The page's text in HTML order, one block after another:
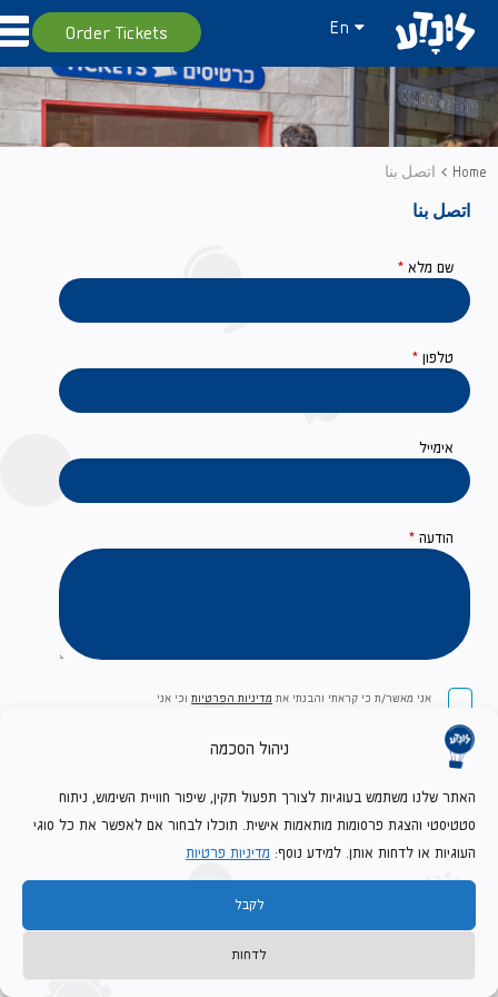
ניהול הסכמה
האתר שלנו משתמש בעוגיות לצורך תפעול תקין, שיפור חוויית השימוש, ניתוח
סטטיסטי והצגת פרסומות מותאמות אישית. תוכלו לבחור אם לאפשר את כל סוגי
העוגיות או לדחות אותן. למידע נוסף: מדיניות פרטיות
לקבל
לדחות
En
Order Tickets
Home اتصل بنا
اتصل بنا
שם מלא *
טלפון *
אימייל
הודעה *
אני מאשר/ת כי קראתי והבנתי את מדיניות הפרטיות וכי אני
ساعات العمل
ساعات العمل:
الأحد – الخميس: 18:30-9:30